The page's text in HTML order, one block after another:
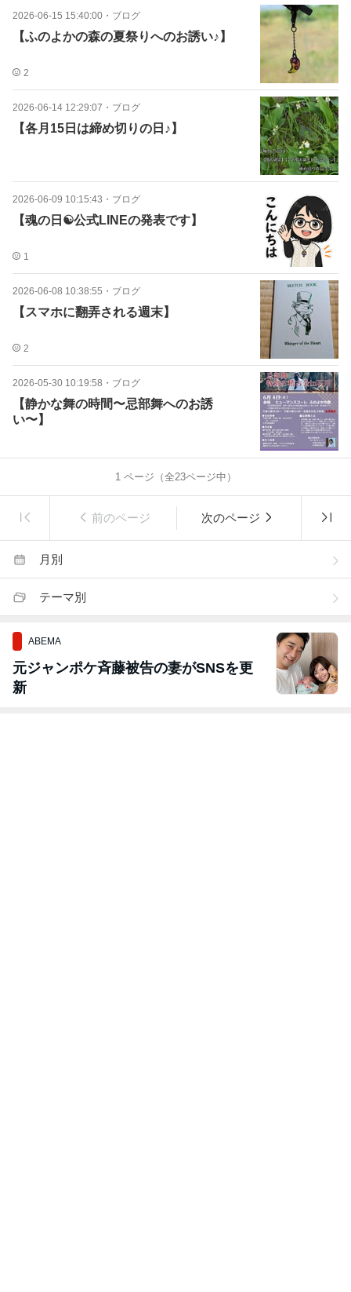
2026-06-15 15:40:00 ・ ブログ
【ふのよかの森の夏祭りへのお誘い♪】
2
2026-06-14 12:29:07 ・ ブログ
【各月15日は締め切りの日♪】
2026-06-09 10:15:43 ・ ブログ
【魂の日☯公式LINEの発表です】
1
2026-06-08 10:38:55 ・ ブログ
【スマホに翻弄される週末】
2
2026-05-30 10:19:58 ・ ブログ
【静かな舞の時間〜忌部舞へのお誘
い〜】
1ページ（全23ページ中）
前のページ 次のページ
月別
テーマ別
ABEMA
元ジャンポケ斉藤被告の妻がSNSを更
新